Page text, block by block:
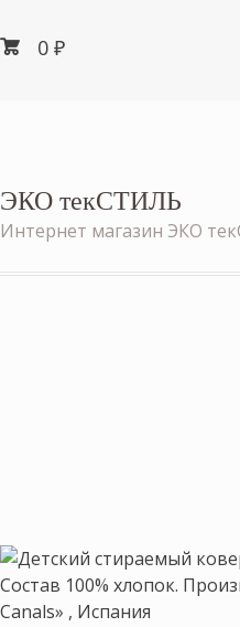
0₽
ЭКО текСТИЛЬ
Интернет магазин ЭКО